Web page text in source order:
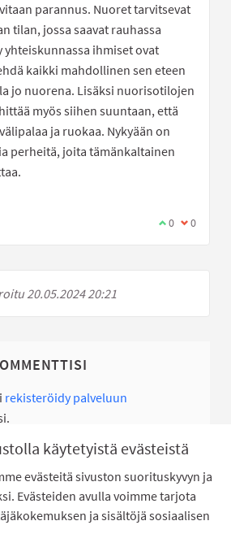
käytetyistä evästeistä
evästeitä sivuston suorituskyvyn ja
Evästeiden avulla voimme tarjota
ja sisältöjä sosiaalisen
parannus. Nuoret tarvitsevat
tilan, jossa saavat rauhassa
yhteiskunnassa ihmiset ovat
kaikki mahdollinen sen eteen
jo nuorena. Lisäksi nuorisotilojen
myös siihen suuntaan, että
ja ruokaa. Nykyään on
perheitä, joita tämänkaltainen
Olen samaa
0 Olen eri
0
20.05.2024 20:21
rekisteröidy palveluun
Usein kysytyt kysymykset